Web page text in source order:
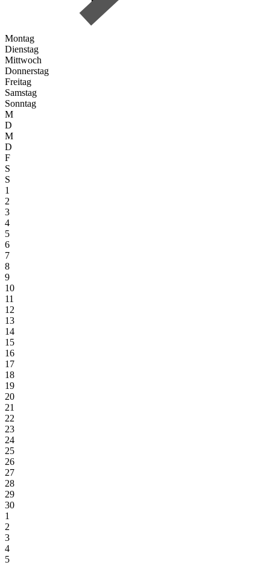
Montag
Dienstag
Mittwoch
Donnerstag
Freitag
Samstag
Sonntag
M
D
M
D
F
S
S
1
2
3
4
5
6
7
8
9
10
11
12
13
14
15
16
17
18
19
20
21
22
23
24
25
26
27
28
29
30
1
2
3
4
5